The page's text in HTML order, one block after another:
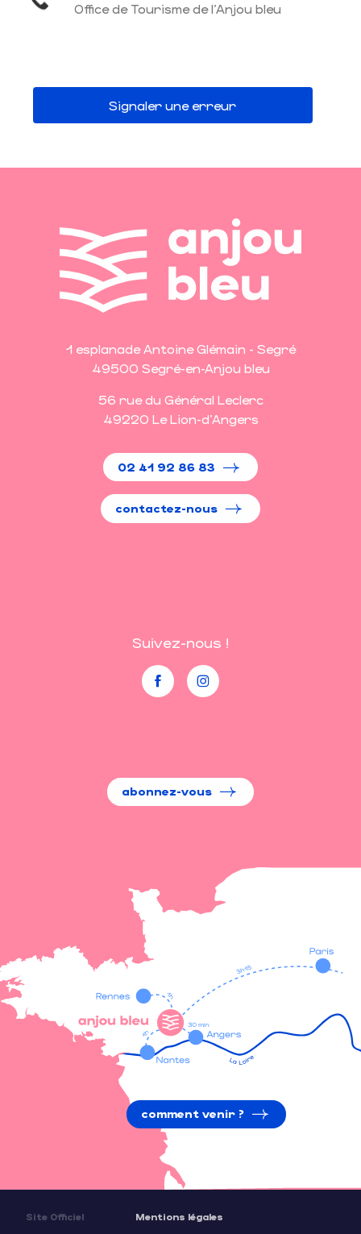
Office de Tourisme de l'Anjou bleu
Signaler une erreur
1 esplanade Antoine Glémain - Segré
49500 Segré-en-Anjou bleu
56 rue du Général Leclerc
49220 Le Lion-d'Angers
02 41 92 86 83
contactez-nous
Suivez-nous !
abonnez-vous
comment venir ?
Site Officiel Mentions légales